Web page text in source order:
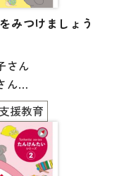
みつけましょう
さん
ん
が共に学べるイン
の初期指導教材と
援教育